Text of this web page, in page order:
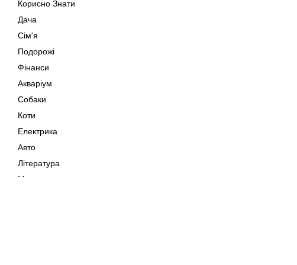
Корисно Знати
Дача
Сім'я
Подорожі
Фінанси
Акваріум
Собаки
Коти
Електрика
Авто
Література
Музика